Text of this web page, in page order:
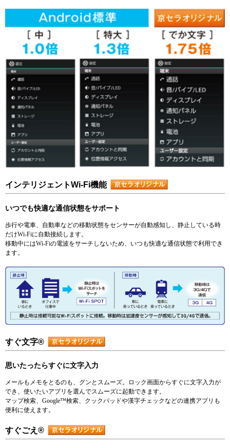
インテリジェントWi-Fi機能
いつでも快適な通信状態をサポート
歩行や電車、自動車などの移動状態をセンサーが自動感知し、静止している時
だけWi-Fiに自動接続します。
移動中にはWi-Fiの電波をサーチしないため、いつも快適な通信状態で利用でき
ます。
すぐ文字®
思いたったらすぐに文字入力
メールもメモをとるのも、グンとスムーズ。ロック画面からすぐに文字入力が
でき、使いたいアプリを選んでスムーズに起動できます。
マップ検索、Google™検索、クックパッドや漢字チェックなどの連携アプリも
便利に使えます。
すぐごえ®